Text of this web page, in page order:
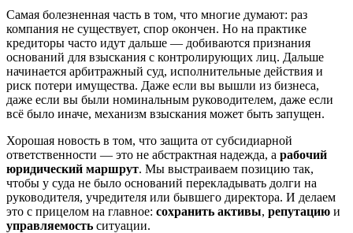
Самая болезненная часть в том, что многие думают: раз
компания не существует, спор окончен. Но на практике
кредиторы часто идут дальше — добиваются признания
оснований для взыскания с контролирующих лиц. Дальше
начинается арбитражный суд, исполнительные действия и
риск потери имущества. Даже если вы вышли из бизнеса,
даже если вы были номинальным руководителем, даже если
всё было иначе, механизм взыскания может быть запущен.
Хорошая новость в том, что защита от субсидиарной
ответственности — это не абстрактная надежда, а рабочий
юридический маршрут. Мы выстраиваем позицию так,
чтобы у суда не было оснований перекладывать долги на
руководителя, учредителя или бывшего директора. И делаем
это с прицелом на главное: сохранить активы, репутацию и
управляемость ситуации.